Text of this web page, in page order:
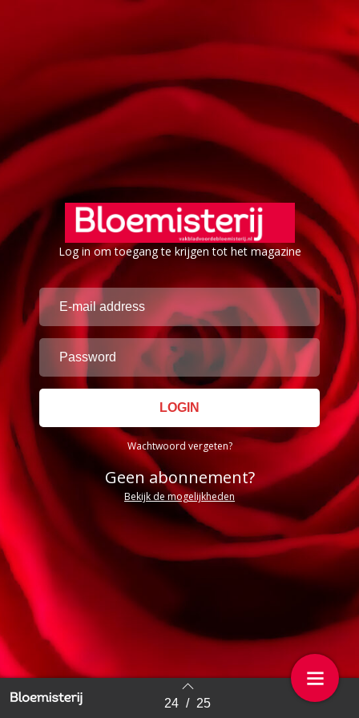
Back to index 24 / 25
Log in om toegang te krijgen tot het magazine
Wachtwoord vergeten?
Geen abonnement?
Bekijk de mogelijkheden